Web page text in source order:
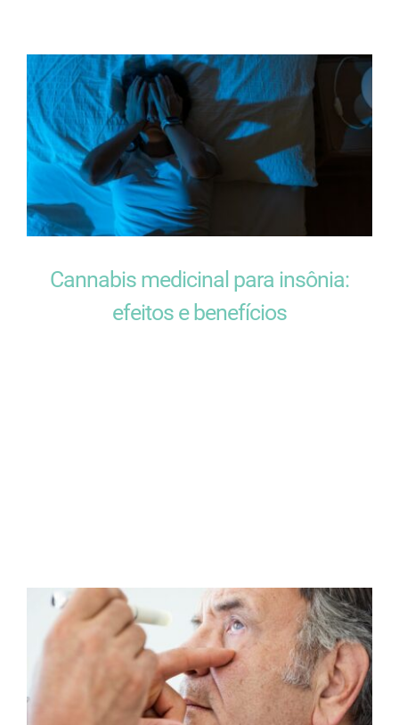
Cannabis medicinal para insônia:
efeitos e benefícios